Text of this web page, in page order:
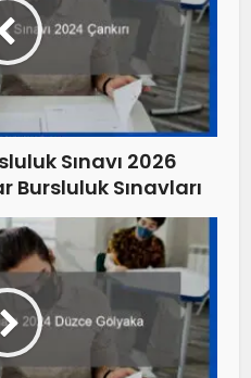
Sınavı 2026
Bursluluk Sınavları